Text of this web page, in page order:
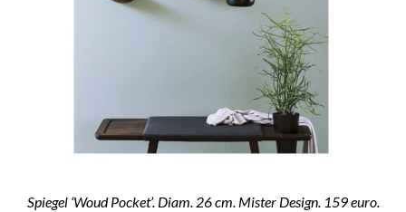
Spiegel ‘Woud Pocket’. Diam. 26 cm. Mister Design. 159 euro.